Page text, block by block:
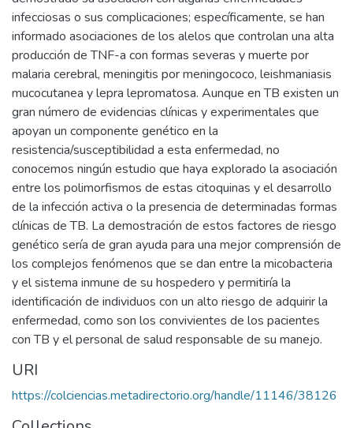
infecciosas o sus complicaciones; específicamente, se han
informado asociaciones de los alelos que controlan una alta
producción de TNF-a con formas severas y muerte por
malaria cerebral, meningitis por meningococo, leishmaniasis
mucocutanea y lepra lepromatosa. Aunque en TB existen un
gran número de evidencias clínicas y experimentales que
apoyan un componente genético en la
resistencia/susceptibilidad a esta enfermedad, no
conocemos ningún estudio que haya explorado la asociación
entre los polimorfismos de estas citoquinas y el desarrollo
de la infección activa o la presencia de determinadas formas
clínicas de TB. La demostración de estos factores de riesgo
genético sería de gran ayuda para una mejor comprensión de
los complejos fenómenos que se dan entre la micobacteria
y el sistema inmune de su hospedero y permitiría la
identificación de individuos con un alto riesgo de adquirir la
enfermedad, como son los convivientes de los pacientes
con TB y el personal de salud responsable de su manejo.
URI
https://colciencias.metadirectorio.org/handle/11146/38126